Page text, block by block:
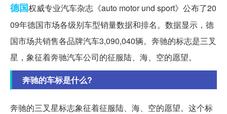
德国权威专业汽车杂志《auto motor und sport》公布了20
09年德国市场各级别车型销量数据和排名。数据显示，德
国市场共销售各品牌汽车3,090,040辆。奔驰的标志是三叉
星，象征着奔驰汽车公司的征服陆、海、空的愿望。
奔驰的车标是什么?
奔驰的三叉星标志象征着征服陆、海、空的愿望。这个标